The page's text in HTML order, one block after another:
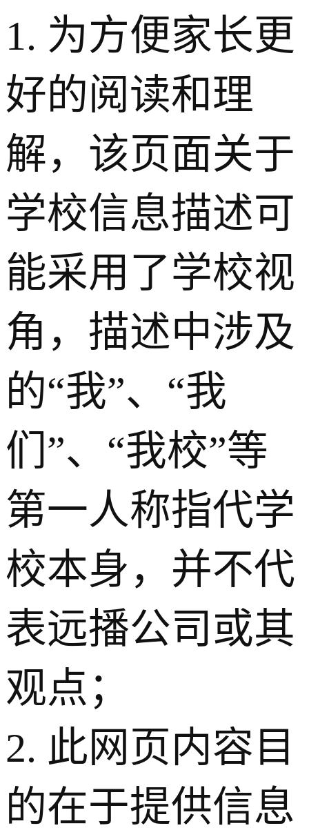
1. 为方便家长更
好的阅读和理
解，该页面关于
学校信息描述可
能采用了学校视
角，描述中涉及
的“我”、“我
们”、“我校”等
第一人称指代学
校本身，并不代
表远播公司或其
观点；
2. 此网页内容目
的在于提供信息